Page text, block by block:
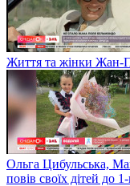
Життя та жінки Жан-
Ольга Цибульська,
повів своїх дітей до